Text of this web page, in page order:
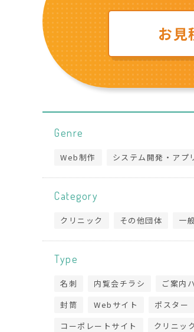
お見
Genre
Web制作 システム開発・アプ
Category
クリニック その他団体 一
Type
名刺 内覧会チラシ ご案内
封筒
Webサイト ポスター
コーポレートサイト
クリニッ